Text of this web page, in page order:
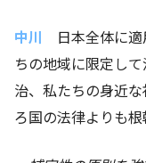
中川 日本全体に適
ちの地域に限定し
治、私たちの身近
ろ国の法律よりも根